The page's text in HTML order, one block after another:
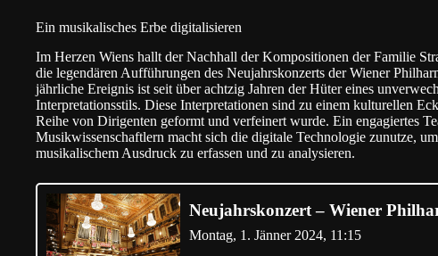
Ein musikalisches Erbe digitalisieren
Im Herzen Wiens hallt der Nachhall der Kompositionen der Familie
die legendären Aufführungen des Neujahrskonzerts der Wiener
jährliche Ereignis ist seit über achtzig Jahren der Hüter eines
Interpretationsstils. Diese Interpretationen sind zu einem kulturellen
Reihe von Dirigenten geformt und verfeinert wurde. Ein engagiertes
Musikwissenschaftlern macht sich die digitale Technologie zunutze,
musikalischem Ausdruck zu erfassen und zu analysieren.
Neujahrskonzert – Wiener
Montag, 1. Jänner 2024, 11:15